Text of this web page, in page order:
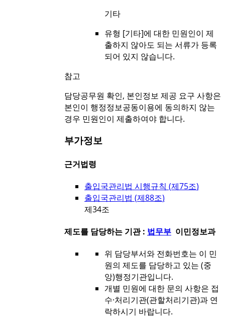
기타
유형 [기타]에 대한 민원인이 제
출하지 않아도 되는 서류가 등록
되어 있지 않습니다.
참고
담당공무원 확인, 본인정보 제공 요구 사항은
본인이 행정정보공동이용에 동의하지 않는
경우 민원인이 제출하여야 합니다.
부가정보
근거법령
출입국관리법 시행규칙 (제75조)
출입국관리법 (제88조)
제34조
제도를 담당하는 기관 : 법무부 이민정보과
위 담당부서와 전화번호는 이 민
원의 제도를 담당하고 있는 (중
앙)행정기관입니다.
개별 민원에 대한 문의 사항은 접
수·처리기관(관할처리기관)과 연
락하시기 바랍니다.